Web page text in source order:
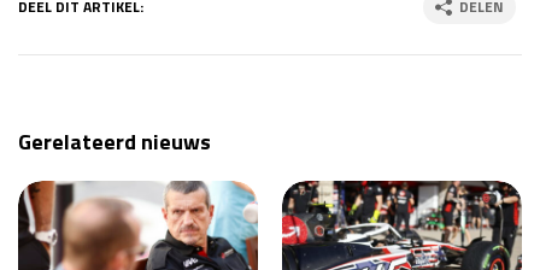
DEEL DIT ARTIKEL: DELEN
Gerelateerd nieuws